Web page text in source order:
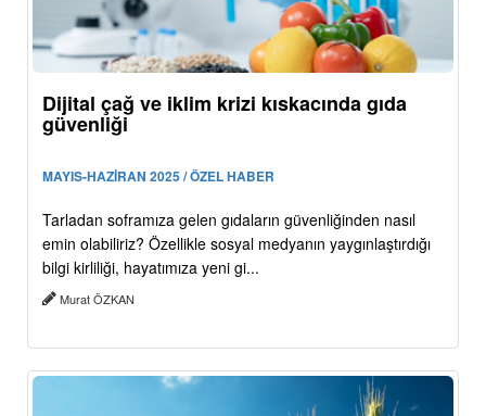
Dijital çağ ve iklim krizi kıskacında gıda
güvenliği
MAYIS-HAZİRAN 2025 / ÖZEL HABER
Tarladan soframıza gelen gıdaların güvenliğinden nasıl
emin olabiliriz? Özellikle sosyal medyanın yaygınlaştırdığı
bilgi kirliliği, hayatımıza yeni gi...
Murat ÖZKAN